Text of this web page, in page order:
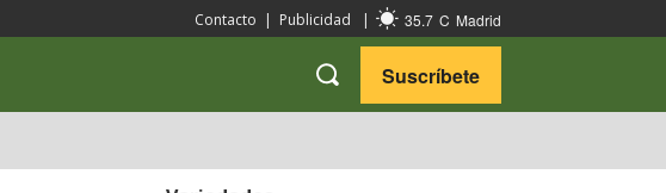
Contacto | Publicidad | 35.7 C Madrid
Suscríbete